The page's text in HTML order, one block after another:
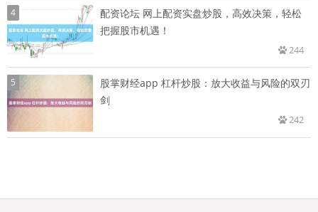
4
配资论坛 网上配资实盘炒股，高效决策，轻松
把握股市机遇！
244
5
股掌财经app 杠杆炒股：放大收益与风险的双刃
剑
242